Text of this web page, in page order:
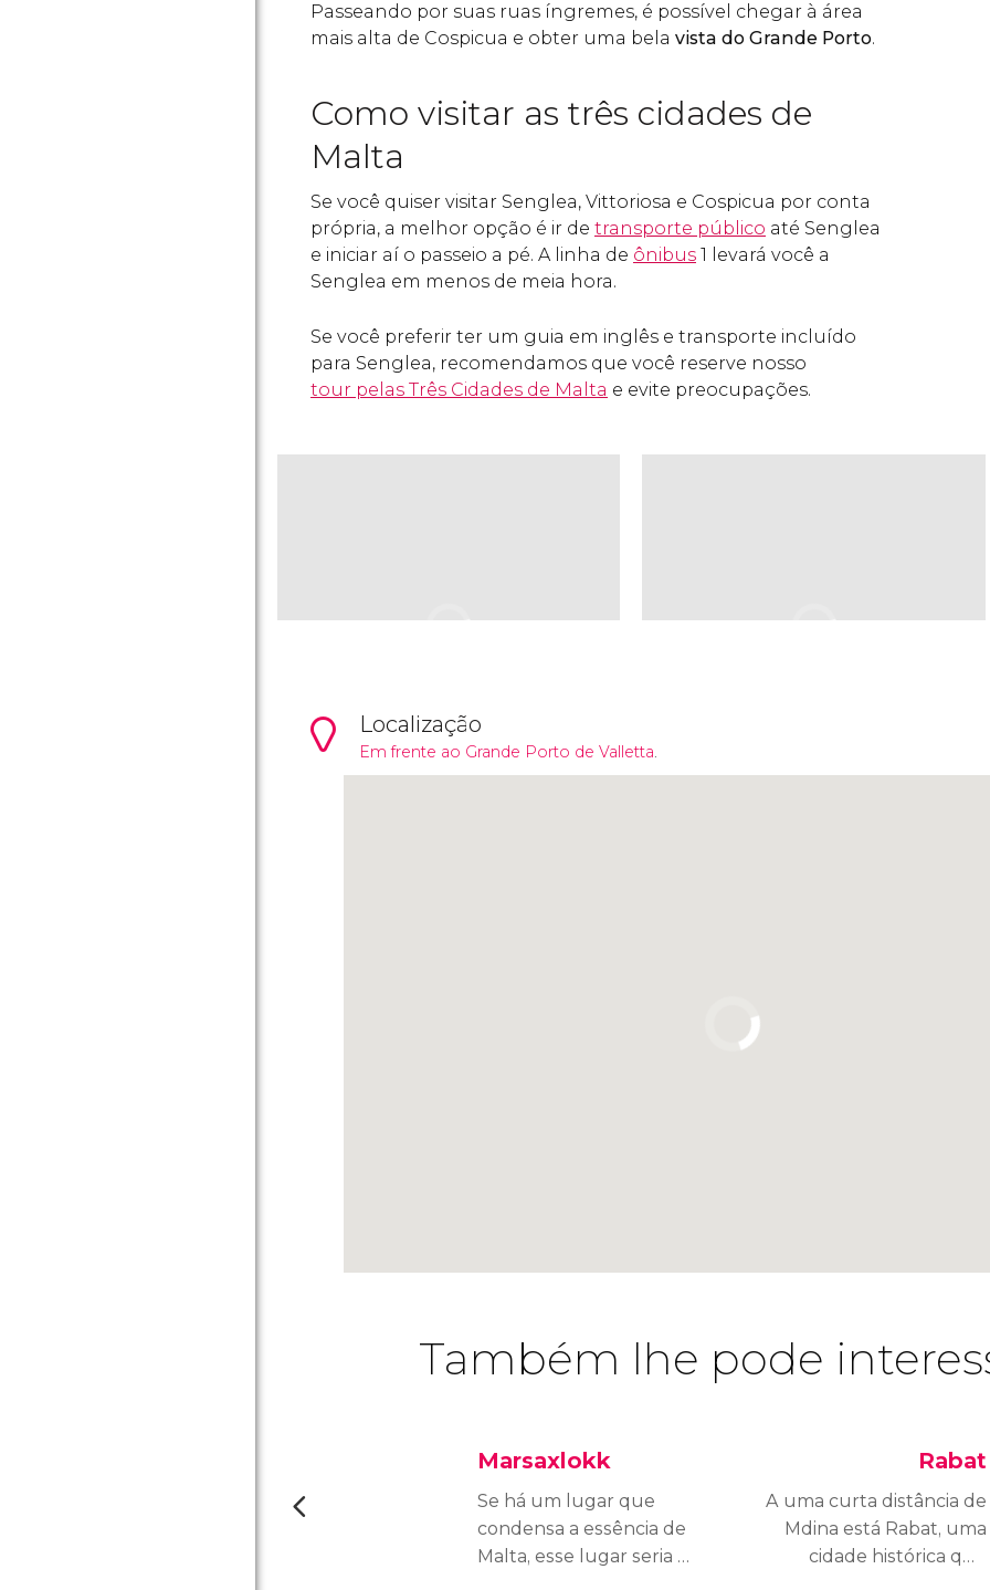
Passeando por suas ruas íngremes, é possível chegar à área
mais alta de Cospicua e obter uma bela vista do Grande Porto.
Como visitar as três cidades de
Malta
Se você quiser visitar Senglea, Vittoriosa e Cospicua por conta
própria, a melhor opção é ir de transporte público até Senglea
e iniciar aí o passeio a pé. A linha de ônibus 1 levará você a
Senglea em menos de meia hora.
Se você preferir ter um guia em inglês e transporte incluído
para Senglea, recomendamos que você reserve nosso
tour pelas Três Cidades de Malta e evite preocupações.
Localização
Em frente ao Grande Porto de Valletta.
Também lhe pode
Marsaxlokk
Se há um lugar que
condensa a essência de
Malta, esse lugar seria a
Rabat
A uma curta distância de
Mdina está Rabat, uma
cidade histórica que